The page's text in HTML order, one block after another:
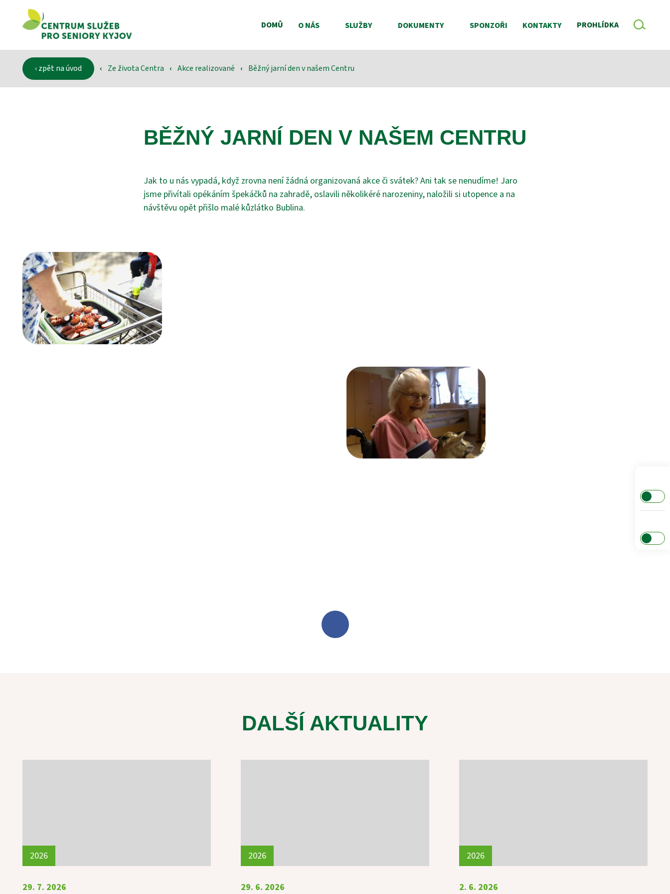
DOMŮ O NÁS SLUŽBY DOKUMENTY SPONZOŘI KONTAKTY PROHLÍDKA
‹ zpět na úvod ‹ Ze života Centra ‹ Akce realizované ‹ Běžný jarní den v našem Centru
BĚŽNÝ JARNÍ DEN V NAŠEM CENTRU
Jak to u nás vypadá, když zrovna není žádná organizovaná akce či svátek? Ani tak se nenudíme! Jaro
jsme přivítali opékáním špekáčků na zahradě, oslavili několikéré narozeniny, naložili si utopence a na
návštěvu opět přišlo malé kůzlátko Bublina.
DALŠÍ AKTUALITY
2026
29. 7. 2026
2026
29. 6. 2026
2026
2. 6. 2026